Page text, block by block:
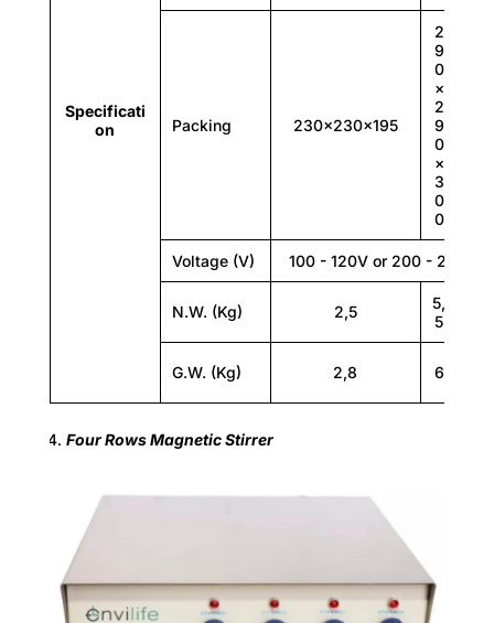
390×240×230
Specificati
on
Packing 230×230×195
2
9
0
×
2
9
0
×
3
0
0
Voltage (V) 100 - 120V or 200 - 240V
N.W. (Kg) 2,5
5,
5
G.W. (Kg) 2,8 6
Four Rows Magnetic Stirrer